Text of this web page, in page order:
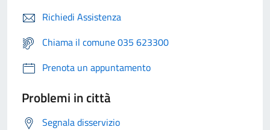
Richiedi Assistenza
Chiama il comune 035 623300
Prenota un appuntamento
Problemi in città
Segnala disservizio